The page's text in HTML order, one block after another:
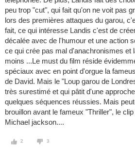
peu trop "cut", qui fait qu'on ne voit pas
lors des premières attaques du garou,
fait, ce qui intéresse Landis c'est de
décalée avec de l'humour et une action
ce qui crée pas mal d'anachronismes et
moins ...Le must du film réside
spéciaux avec en point d'orgue la
de David. Mais le "Loup garou de
très surestimé et qui pâtit d'une
quelques séquences réussies. Mais
brouillon avant le fameux "Thriller", le
Michael jackson....
2 3